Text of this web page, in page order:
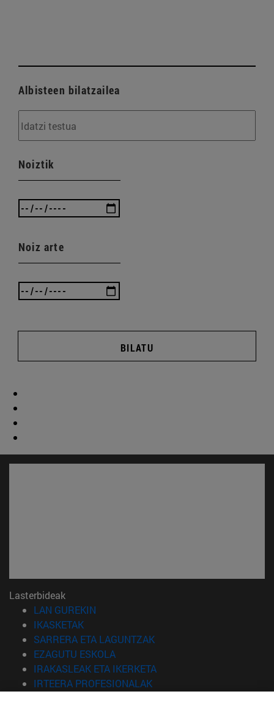
Albisteen bilatzailea
Noiztik
Noiz arte
BILATU
Lasterbideak
LAN GUREKIN
IKASKETAK(Beste leiho batean irekiko da)
SARRERA ETA LAGUNTZAK(Beste leiho batean irekiko
EZAGUTU ESKOLA(Beste leiho batean irekiko da)
IRAKASLEAK ETA IKERKETA(Beste leiho batean irekiko
IRTEERA PROFESIONALAK(Beste leiho batean irekiko